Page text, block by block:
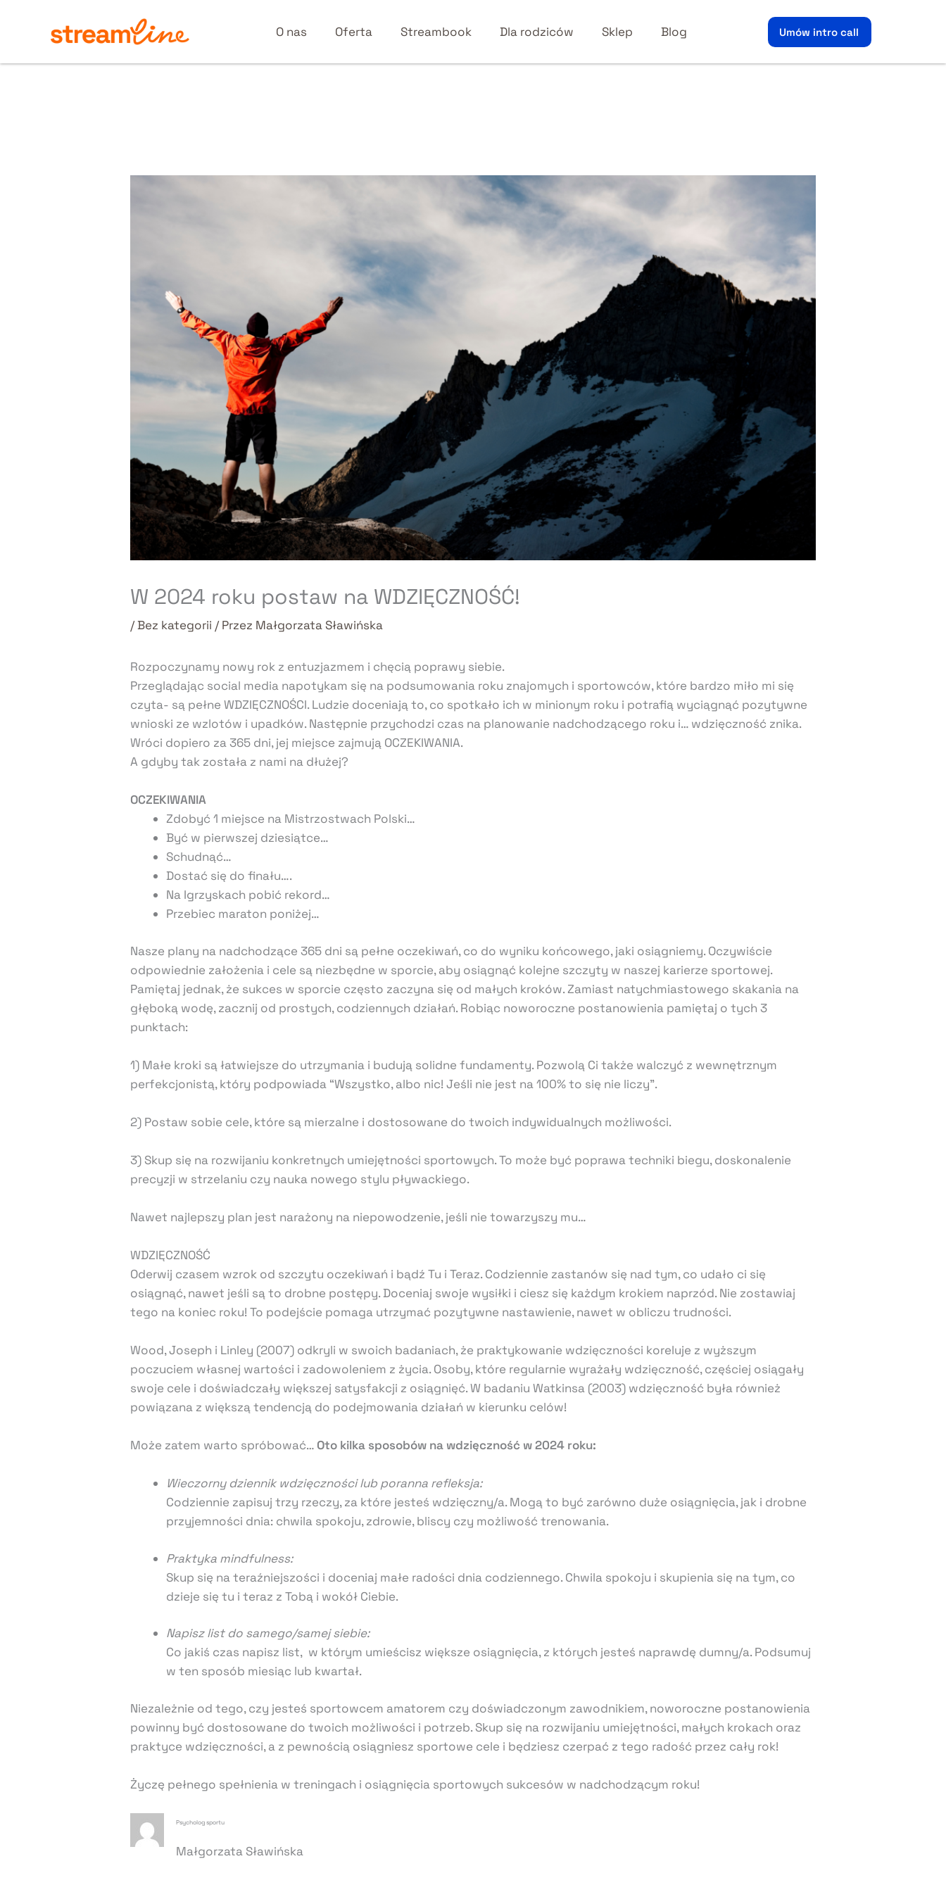
O nas Oferta Streambook Dla rodziców Sklep Blog Umów intro call
W 2024 roku postaw na WDZIĘCZNOŚĆ!
/Bez kategorii / Przez Małgorzata Sławińska
Rozpoczynamy nowy rok z entuzjazmem i chęcią poprawy siebie.
Przeglądając social media napotykam się na podsumowania roku znajomych i sportowców, które bardzo miło mi się
czyta- są pełne WDZIĘCZNOŚCI. Ludzie doceniają to, co spotkało ich w minionym roku i potrafią wyciągnąć pozytywne
wnioski ze wzlotów i upadków. Następnie przychodzi czas na planowanie nadchodzącego roku i… wdzięczność znika.
Wróci dopiero za 365 dni, jej miejsce zajmują OCZEKIWANIA.
A gdyby tak została z nami na dłużej?
OCZEKIWANIA
Zdobyć 1 miejsce na Mistrzostwach Polski…
Być w pierwszej dziesiątce…
Schudnąć…
Dostać się do finału….
Na Igrzyskach pobić rekord…
Przebiec maraton poniżej…
Nasze plany na nadchodzące 365 dni są pełne oczekiwań, co do wyniku końcowego, jaki osiągniemy. Oczywiście
odpowiednie założenia i cele są niezbędne w sporcie, aby osiągnąć kolejne szczyty w naszej karierze sportowej.
Pamiętaj jednak, że sukces w sporcie często zaczyna się od małych kroków. Zamiast natychmiastowego skakania na
głęboką wodę, zacznij od prostych, codziennych działań. Robiąc noworoczne postanowienia pamiętaj o tych 3
punktach:
1) Małe kroki są łatwiejsze do utrzymania i budują solidne fundamenty. Pozwolą Ci także walczyć z wewnętrznym
perfekcjonistą, który podpowiada “Wszystko, albo nic! Jeśli nie jest na 100% to się nie liczy”.
2) Postaw sobie cele, które są mierzalne i dostosowane do twoich indywidualnych możliwości.
3) Skup się na rozwijaniu konkretnych umiejętności sportowych. To może być poprawa techniki biegu, doskonalenie
precyzji w strzelaniu czy nauka nowego stylu pływackiego.
Nawet najlepszy plan jest narażony na niepowodzenie, jeśli nie towarzyszy mu…
WDZIĘCZNOŚĆ
Oderwij czasem wzrok od szczytu oczekiwań i bądź Tu i Teraz. Codziennie zastanów się nad tym, co udało ci się
osiągnąć, nawet jeśli są to drobne postępy. Doceniaj swoje wysiłki i ciesz się każdym krokiem naprzód. Nie zostawiaj
tego na koniec roku! To podejście pomaga utrzymać pozytywne nastawienie, nawet w obliczu trudności.
Wood, Joseph i Linley (2007) odkryli w swoich badaniach, że praktykowanie wdzięczności koreluje z wyższym
poczuciem własnej wartości i zadowoleniem z życia. Osoby, które regularnie wyrażały wdzięczność, częściej osiągały
swoje cele i doświadczały większej satysfakcji z osiągnięć. W badaniu Watkinsa (2003) wdzięczność była również
powiązana z większą tendencją do podejmowania działań w kierunku celów!
Może zatem warto spróbować… Oto kilka sposobów na wdzięczność w 2024 roku:
Wieczorny dziennik wdzięczności lub poranna refleksja:
Codziennie zapisuj trzy rzeczy, za które jesteś wdzięczny/a. Mogą to być zarówno duże osiągnięcia, jak i drobne
przyjemności dnia: chwila spokoju, zdrowie, bliscy czy możliwość trenowania.
Praktyka mindfulness:
Skup się na teraźniejszości i doceniaj małe radości dnia codziennego. Chwila spokoju i skupienia się na tym, co
dzieje się tu i teraz z Tobą i wokół Ciebie.
Napisz list do samego/samej siebie:
Co jakiś czas napisz list, w którym umieścisz większe osiągnięcia, z których jesteś naprawdę dumny/a. Podsumuj
w ten sposób miesiąc lub kwartał.
Niezależnie od tego, czy jesteś sportowcem amatorem czy doświadczonym zawodnikiem, noworoczne postanowienia
powinny być dostosowane do twoich możliwości i potrzeb. Skup się na rozwijaniu umiejętności, małych krokach oraz
praktyce wdzięczności, a z pewnością osiągniesz sportowe cele i będziesz czerpać z tego radość przez cały rok!
Życzę pełnego spełnienia w treningach i osiągnięcia sportowych sukcesów w nadchodzącym roku!
Psycholog sportu
Małgorzata Sławińska